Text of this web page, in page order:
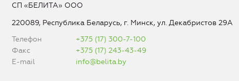
СП «БЕЛИТА» ООО
220089, Республика Беларусь, г. Минск, ул. Декабристов 29А
Телефон
+375 (17) 300-7-100
Факс
+375 (17) 243-43-49
E-mail
info@belita.by